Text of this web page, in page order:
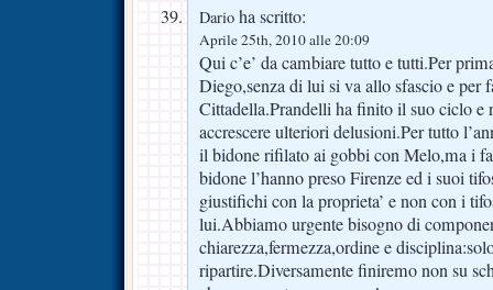
Dario ha scritto:
Aprile 25th, 2010 alle 20:09
Qui c’e’ da cambiare tutto e tutti.Per
Diego,senza di lui si va allo sfascio e per
Cittadella.Prandelli ha finito il suo ciclo e
accrescere ulteriori delusioni.Per tutto
il bidone rifilato ai gobbi con Melo,ma i
bidone l’hanno preso Firenze ed i suoi
giustifichi con la proprieta’ e non con i
lui.Abbiamo urgente bisogno di
chiarezza,fermezza,ordine e
ripartire.Diversamente finiremo non su